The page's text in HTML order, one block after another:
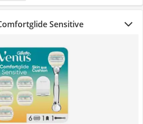
Sensitive